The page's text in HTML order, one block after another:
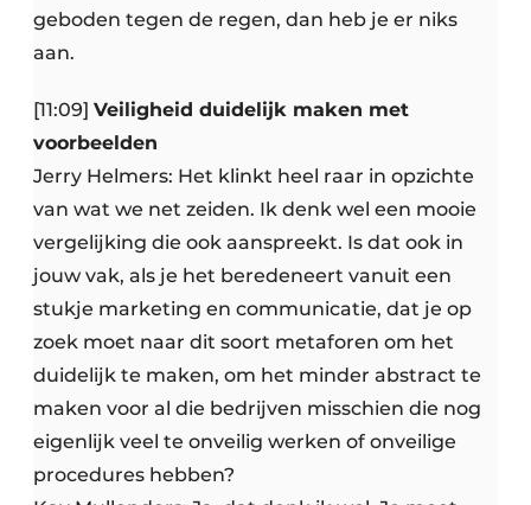
geboden tegen de regen, dan heb je er niks
aan.
[11:09] Veiligheid duidelijk maken met
voorbeelden
Jerry Helmers: Het klinkt heel raar in opzichte
van wat we net zeiden. Ik denk wel een mooie
vergelijking die ook aanspreekt. Is dat ook in
jouw vak, als je het beredeneert vanuit een
stukje marketing en communicatie, dat je op
zoek moet naar dit soort metaforen om het
duidelijk te maken, om het minder abstract te
maken voor al die bedrijven misschien die nog
eigenlijk veel te onveilig werken of onveilige
procedures hebben?